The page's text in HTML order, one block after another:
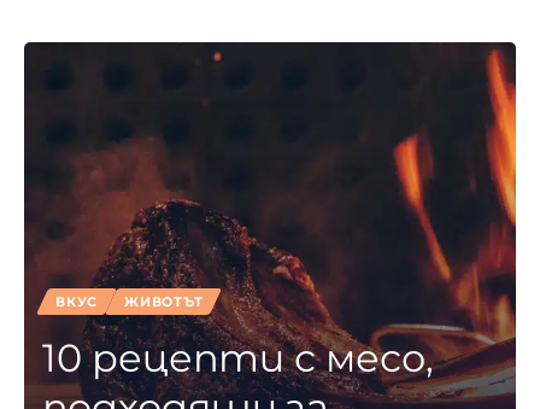
ВКУС ЖИВОТЪТ
10 рецепти с месо,